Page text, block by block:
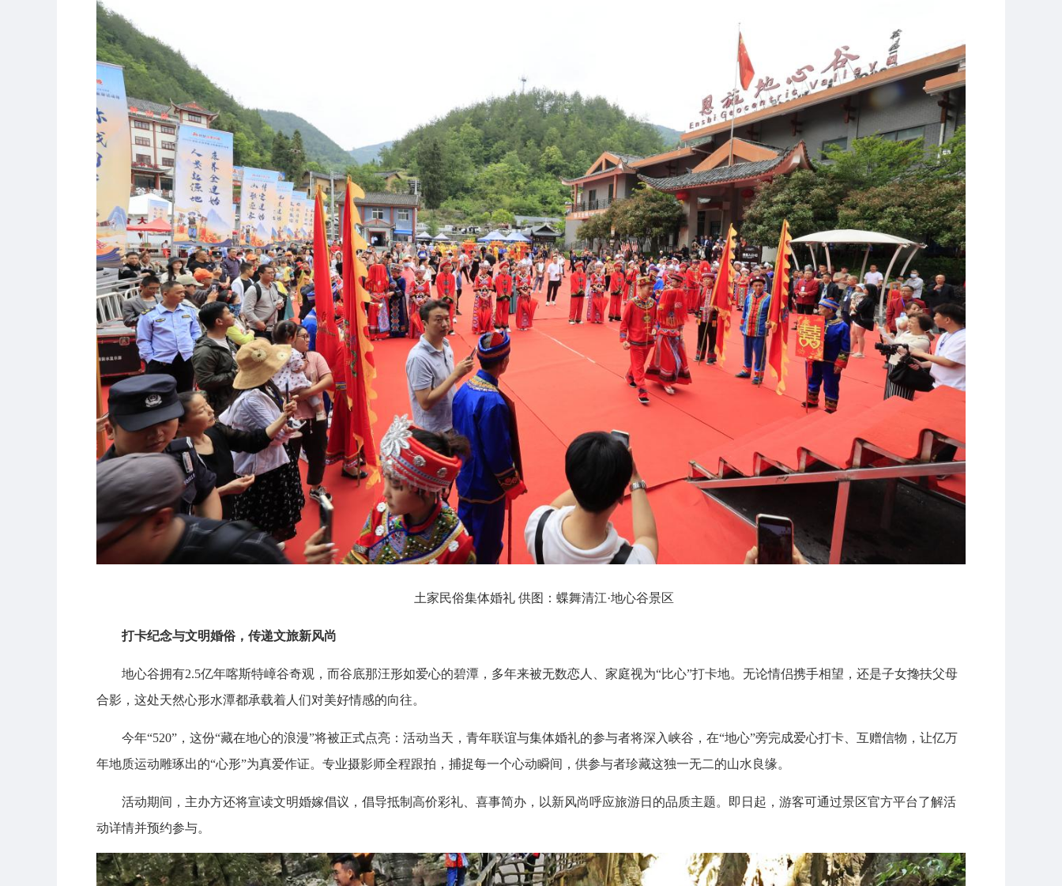
土家民俗集体婚礼 供图：蝶舞清江·地心谷景区
打卡纪念与文明婚俗，传递文旅新风尚
地心谷拥有2.5亿年喀斯特嶂谷奇观，而谷底那汪形如爱心的碧潭，多年来被无数恋人、家庭视为“比心”打卡地。无论情侣携手相望，还是子女搀扶父母
合影，这处天然心形水潭都承载着人们对美好情感的向往。
今年“520”，这份“藏在地心的浪漫”将被正式点亮：活动当天，青年联谊与集体婚礼的参与者将深入峡谷，在“地心”旁完成爱心打卡、互赠信物，让亿万
年地质运动雕琢出的“心形”为真爱作证。专业摄影师全程跟拍，捕捉每一个心动瞬间，供参与者珍藏这独一无二的山水良缘。
活动期间，主办方还将宣读文明婚嫁倡议，倡导抵制高价彩礼、喜事简办，以新风尚呼应旅游日的品质主题。即日起，游客可通过景区官方平台了解活
动详情并预约参与。